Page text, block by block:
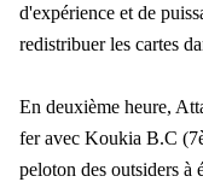
d'expérience et de
redistribuer les cartes
En deuxième heure,
fer avec Koukia B.C
peloton des outsiders à